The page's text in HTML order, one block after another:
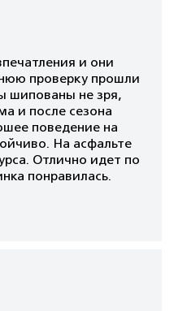
и они
проверку прошли
шипованы не зря,
и после сезона
поведение на
На асфальте
Отлично идет по
понравилась.